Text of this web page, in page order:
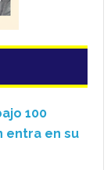
100
entra en su